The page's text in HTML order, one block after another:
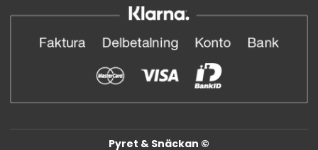
Pyret & Snäckan ©